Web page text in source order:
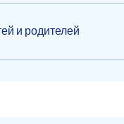
и родителей